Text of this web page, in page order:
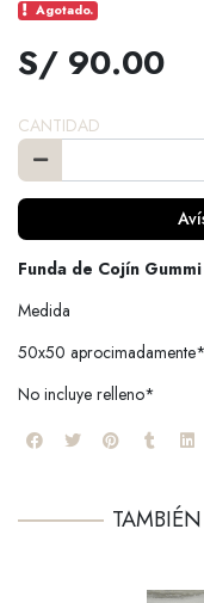
Agotado.
S/ 90.00
CANTIDAD
Funda de Cojín Gummi
Medida
50x50 aprocimadamente*
No incluye relleno*